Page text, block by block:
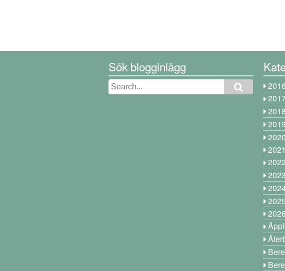
Sök blogginlägg
2016
2018
2019
2020
2021
2022
2023
2025
2026